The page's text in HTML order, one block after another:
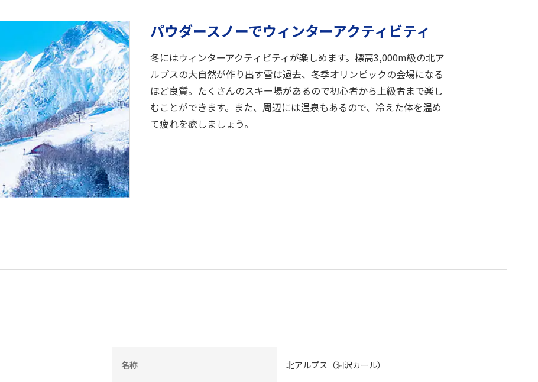
パウダースノーでウィンターアクティビティ
冬にはウィンターアクティビティが楽しめます。標高3,000m級の北ア
ルプスの大自然が作り出す雪は過去、冬季オリンピックの会場になる
ほど良質。たくさんのスキー場があるので初心者から上級者まで楽し
むことができます。また、周辺には温泉もあるので、冷えた体を温め
て疲れを癒しましょう。
名称 北アルプス（涸沢カール）